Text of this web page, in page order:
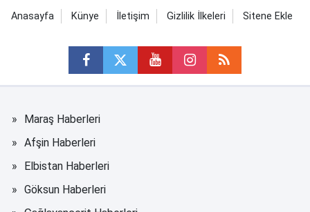
Anasayfa Künye İletişim Gizlilik İlkeleri Sitene Ekle
Maraş Haberleri
Afşin Haberleri
Elbistan Haberleri
Göksun Haberleri